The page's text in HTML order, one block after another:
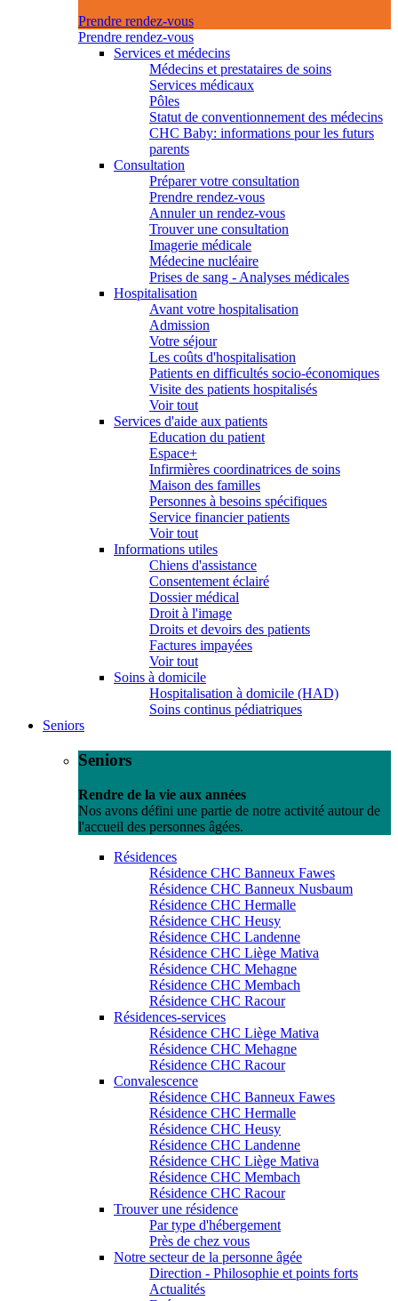
Prendre rendez-vous
Prendre rendez-vous
Services et médecins
Médecins et prestataires de soins
Services médicaux
Pôles
Statut de conventionnement des médecins
CHC Baby: informations pour les futurs
parents
Consultation
Préparer votre consultation
Prendre rendez-vous
Annuler un rendez-vous
Trouver une consultation
Imagerie médicale
Médecine nucléaire
Prises de sang - Analyses médicales
Hospitalisation
Avant votre hospitalisation
Admission
Votre séjour
Les coûts d'hospitalisation
Patients en difficultés socio-économiques
Visite des patients hospitalisés
Voir tout
Services d'aide aux patients
Education du patient
Espace+
Infirmières coordinatrices de soins
Maison des familles
Personnes à besoins spécifiques
Service financier patients
Voir tout
Informations utiles
Chiens d'assistance
Consentement éclairé
Dossier médical
Droit à l'image
Droits et devoirs des patients
Factures impayées
Voir tout
Soins à domicile
Hospitalisation à domicile (HAD)
Soins continus pédiatriques
Seniors
Seniors
Rendre de la vie aux années
Nos avons défini une partie de notre activité autour de
l'accueil des personnes âgées.
Résidences
Résidence CHC Banneux Fawes
Résidence CHC Banneux Nusbaum
Résidence CHC Hermalle
Résidence CHC Heusy
Résidence CHC Landenne
Résidence CHC Liège Mativa
Résidence CHC Mehagne
Résidence CHC Membach
Résidence CHC Racour
Résidences-services
Résidence CHC Liège Mativa
Résidence CHC Mehagne
Résidence CHC Racour
Convalescence
Résidence CHC Banneux Fawes
Résidence CHC Hermalle
Résidence CHC Heusy
Résidence CHC Landenne
Résidence CHC Liège Mativa
Résidence CHC Membach
Résidence CHC Racour
Trouver une résidence
Par type d'hébergement
Près de chez vous
Notre secteur de la personne âgée
Direction - Philosophie et points forts
Actualités